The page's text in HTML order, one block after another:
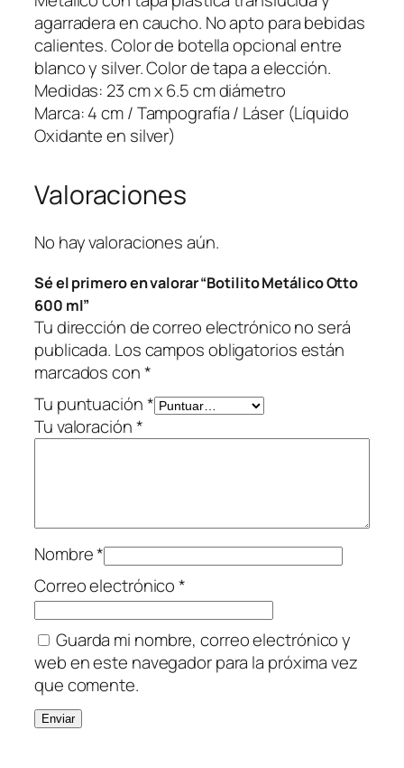
á
l
i
c
o
O
t
o
0
m
l
c
a
n
t
i
d
agarradera en caucho. No apto para bebidas
calientes. Color de botella opcional entre
blanco y silver. Color de tapa a elección.
Medidas: 23 cm x 6.5 cm diámetro
Marca: 4 cm / Tampografía / Láser (Líquido
Oxidante en silver)
Valoraciones
No hay valoraciones aún.
Sé el primero en valorar “Botilito Metálico Otto
600 ml”
Tu dirección de correo electrónico no será
publicada. Los campos obligatorios están
marcados con*
Tu puntuación*
Tu valoración*
Nombre*
Correo electrónico*
Guarda mi nombre, correo electrónico y
web en este navegador para la próxima vez
que comente.